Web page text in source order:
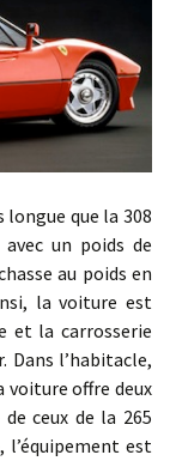
que la 308
un poids de
au poids en
la voiture est
et la carrosserie
Dans l’habitacle,
voiture offre deux
ceux de la 265
l’équipement est